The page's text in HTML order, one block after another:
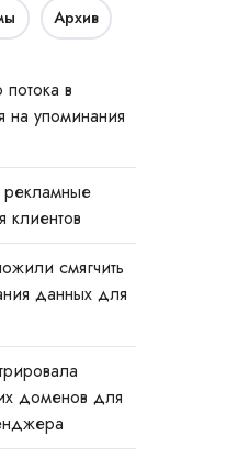
Архив
в
на упоминания
клиентов
смягчить
данных для
доменов для